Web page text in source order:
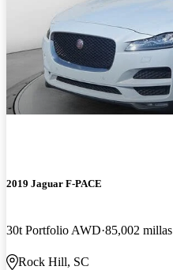
2019 Jaguar F-PACE
30t Portfolio AWD 85,002 millas
Rock Hill, SC